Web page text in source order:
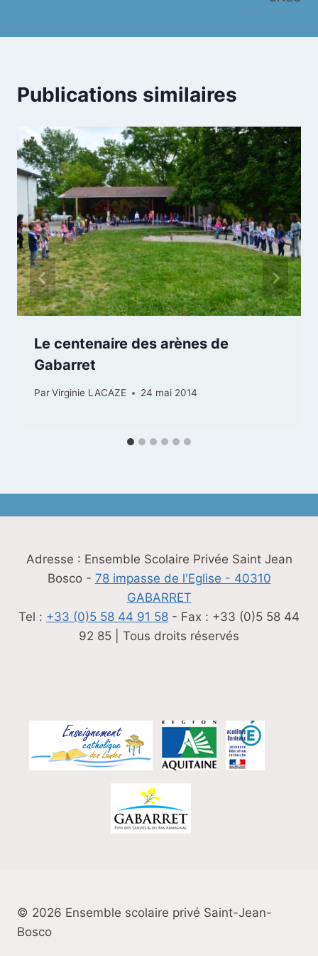
Publications similaires
Le centenaire des arènes de
Gabarret
ParVirginie LACAZE 24 mai 2014
Adresse : Ensemble Scolaire Privée Saint Jean
Bosco - 78 impasse de l'Eglise - 40310
GABARRET
Tel : +33 (0)5 58 44 91 58 - Fax : +33 (0)5 58 44
92 85 | Tous droits réservés
© 2026 Ensemble scolaire privé Saint-Jean-
Bosco